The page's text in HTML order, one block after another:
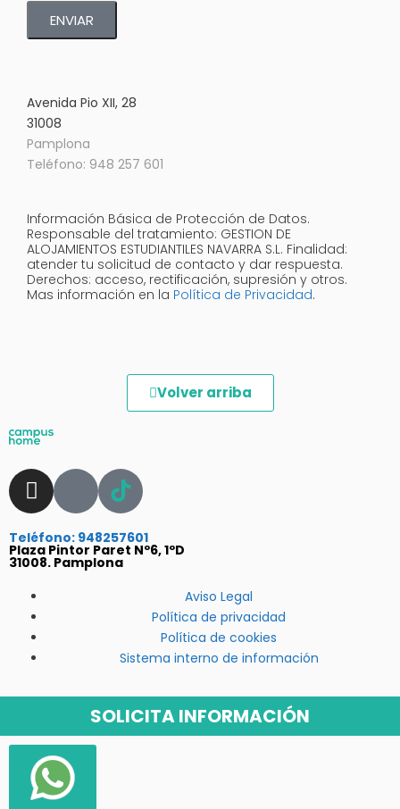
ENVIAR
Avenida Pio XII, 28
31008
Pamplona
Teléfono: 948 257 601
Información Básica de Protección de Datos.
Responsable del tratamiento: GESTION DE
ALOJAMIENTOS ESTUDIANTILES NAVARRA S.L. Finalidad:
atender tu solicitud de contacto y dar respuesta.
Derechos: acceso, rectificación, supresión y otros.
Mas información en la Política de Privacidad.
Volver arriba
Teléfono: 948257601
Plaza Pintor Paret Nº6, 1ºD
31008. Pamplona
Aviso Legal
Política de privacidad
Política de cookies
Sistema interno de información
SOLICITA INFORMACIÓN